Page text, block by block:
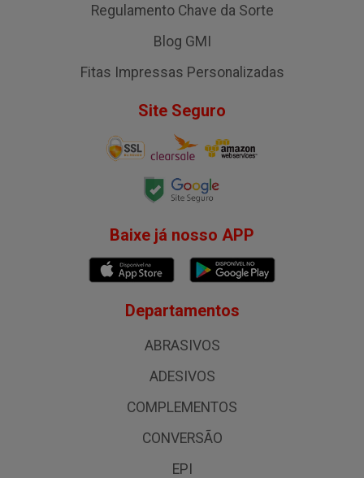
Regulamento Chave da Sorte
Blog GMI
Fitas Impressas Personalizadas
Site Seguro
Baixe já nosso APP
Departamentos
ABRASIVOS
ADESIVOS
COMPLEMENTOS
CONVERSÃO
EPI